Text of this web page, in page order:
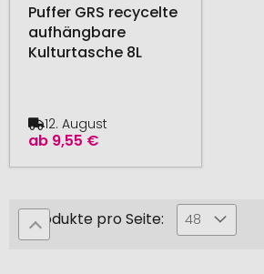
Puffer GRS recycelte
aufhängbare
Kulturtasche 8L
ab 9,55 €
12. August
Produkte pro Seite: 48